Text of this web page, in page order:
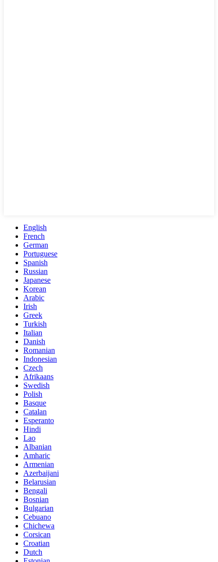
English
French
German
Portuguese
Spanish
Russian
Japanese
Korean
Arabic
Irish
Greek
Turkish
Italian
Danish
Romanian
Indonesian
Czech
Afrikaans
Swedish
Polish
Basque
Catalan
Esperanto
Hindi
Lao
Albanian
Amharic
Armenian
Azerbaijani
Belarusian
Bengali
Bosnian
Bulgarian
Cebuano
Chichewa
Corsican
Croatian
Dutch